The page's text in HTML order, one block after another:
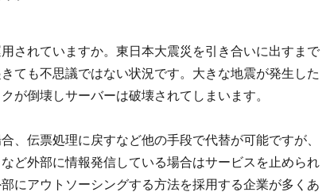
されていますか。東日本大震災を引き合いに出すまで
ても不思議ではない状況です。大きな地震が発生した
が倒壊しサーバーは破壊されてしまいます。
、伝票処理に戻すなど他の手段で代替が可能ですが、
ど外部に情報発信している場合はサービスを止められ
にアウトソーシングする方法を採用する企業が多くあ